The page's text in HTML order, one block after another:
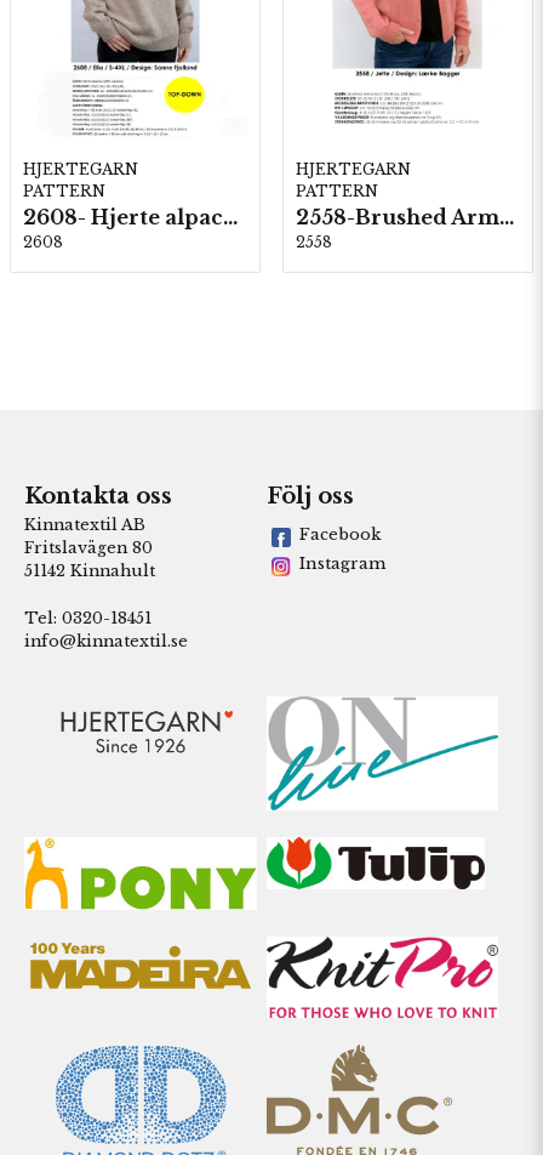
HJERTEGARN
PATTERN
2608- Hjerte alpacka
2608
HJERTEGARN
PATTERN
2558-Brushed Armonia
2558
Kontakta oss
Kinnatextil AB
Fritslavägen 80
51142 Kinnahult
Tel: 0320-18451
info@kinnatextil.se
Följ oss
Facebook
Instagram